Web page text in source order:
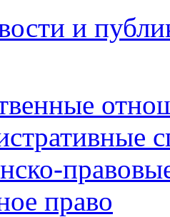
и
право